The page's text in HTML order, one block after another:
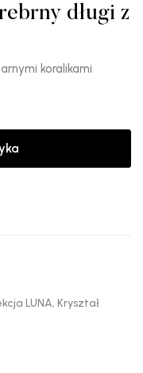
długi z
koralikami
LUNA, Kryształ